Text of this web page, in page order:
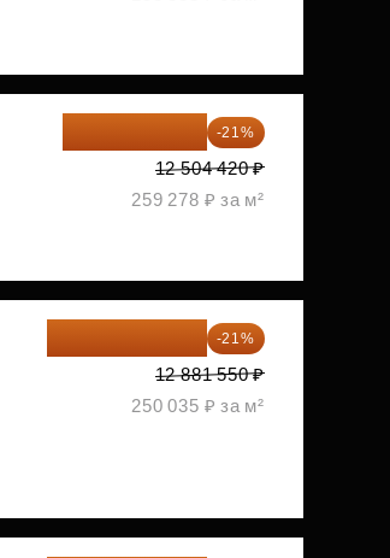
-21%
12 504 420 ₽
259 278 ₽ за м²
-21%
12 881 550 ₽
250 035 ₽ за м²